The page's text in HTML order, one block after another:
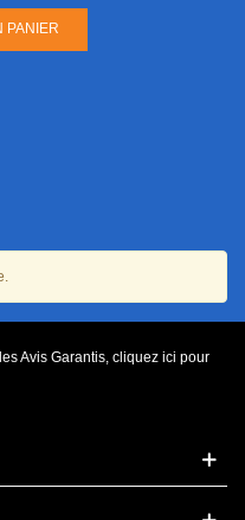
PANIER
Avis Garantis, cliquez ici pour